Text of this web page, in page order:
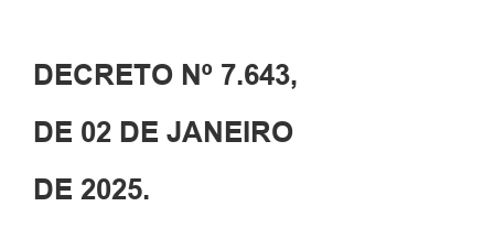
DECRETO Nº 7.643,
DE 02 DE JANEIRO
DE 2025.